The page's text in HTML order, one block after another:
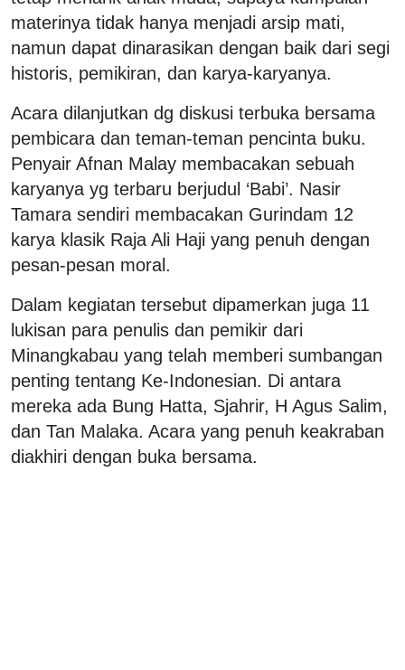
materinya tidak hanya menjadi arsip mati,
namun dapat dinarasikan dengan baik dari segi
historis, pemikiran, dan karya-karyanya.
Acara dilanjutkan dg diskusi terbuka bersama
pembicara dan teman-teman pencinta buku.
Penyair Afnan Malay membacakan sebuah
karyanya yg terbaru berjudul ‘Babi’. Nasir
Tamara sendiri membacakan Gurindam 12
karya klasik Raja Ali Haji yang penuh dengan
pesan-pesan moral.
Dalam kegiatan tersebut dipamerkan juga 11
lukisan para penulis dan pemikir dari
Minangkabau yang telah memberi sumbangan
penting tentang Ke-Indonesian. Di antara
mereka ada Bung Hatta, Sjahrir, H Agus Salim,
dan Tan Malaka. Acara yang penuh keakraban
diakhiri dengan buka bersama.